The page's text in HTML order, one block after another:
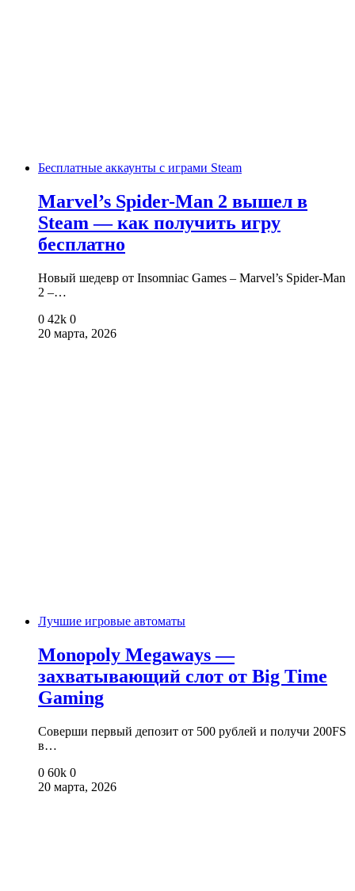
Бесплатные аккаунты с играми Steam
Marvel’s Spider-Man 2 вышел в
Steam — как получить игру
бесплатно
Новый шедевр от Insomniac Games – Marvel’s Spider-Man
2 –…
0 42k 0
20 марта, 2026
Лучшие игровые автоматы
Monopoly Megaways —
захватывающий слот от Big Time
Gaming
Соверши первый депозит от 500 рублей и получи 200FS
в…
0 60k 0
20 марта, 2026